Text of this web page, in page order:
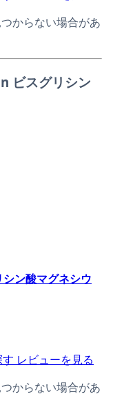
からない場合があ
ビスグリシン
酸マグネシウムキ
ン酸マグネシウ
レビューを見る
からない場合があ